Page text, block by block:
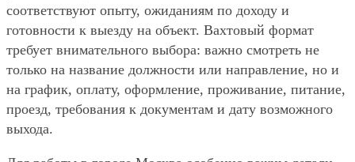
соответствуют опыту, ожиданиям по доходу и
готовности к выезду на объект. Вахтовый формат
требует внимательного выбора: важно смотреть не
только на название должности или направление, но и
на график, оплату, оформление, проживание, питание,
проезд, требования к документам и дату возможного
выхода.